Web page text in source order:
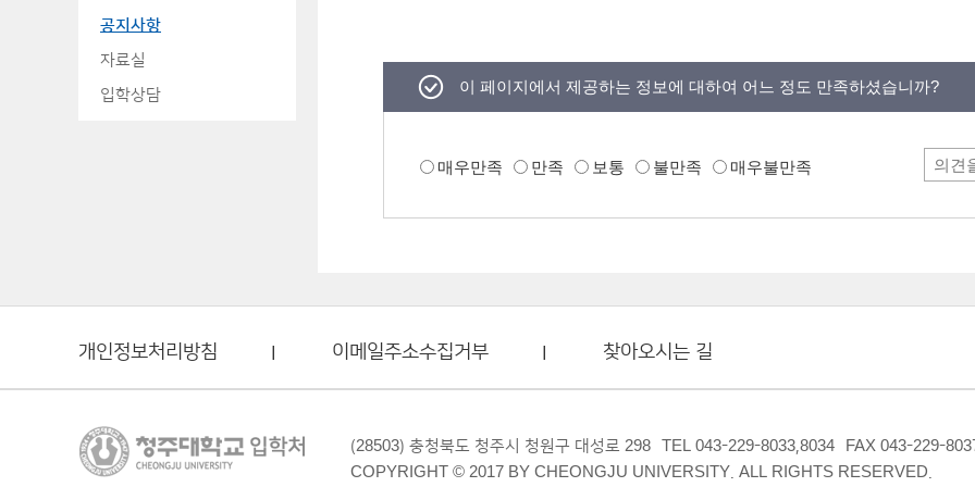
공지사항
자료실
입학상담
이 페이지에서 제공하는 정보에 대하여 어느 정도 만족하셨습니까?
매우만족 만족 보통 불만족 매우불만족
개인정보처리방침 이메일주소수집거부 찾아오시는 길
(28503) 충청북도 청주시 청원구 대성로 298 TEL 043-229-8033,8034
FAX 043-229-
COPYRIGHT © 2017 BY CHEONGJU UNIVERSITY. ALL RIGHTS RESERVED.